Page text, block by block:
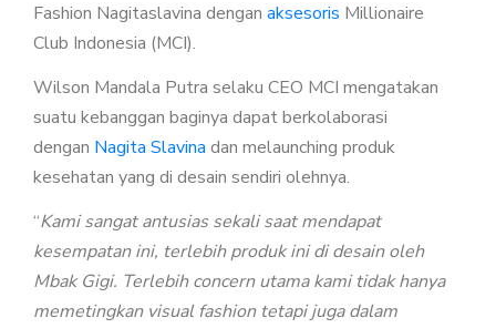
MILLIONAIRE FASHION
ECLAT BRACELET
LIFE SECRET BRACELET ROSEGOLD II
MILLIONAIRE PENDANT DE LUXE II – GREEN DIAMOND
LUMIFACE BEAUTY MASK
LIFE SECRET BRACELET GOLD
Fashion Nagitaslavina dengan aksesoris Millionaire
Club Indonesia (MCI).
Wilson Mandala Putra selaku CEO MCI mengatakan
suatu kebanggan baginya dapat berkolaborasi
dengan Nagita Slavina dan melaunching produk
kesehatan yang di desain sendiri olehnya.
“Kami sangat antusias sekali saat mendapat
kesempatan ini, terlebih produk ini di desain oleh
Mbak Gigi. Terlebih concern utama kami tidak hanya
memetingkan visual fashion tetapi juga dalam